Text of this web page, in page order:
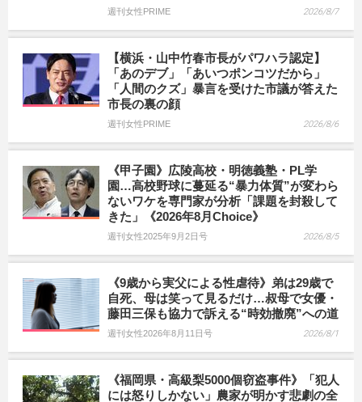
週刊女性PRIME 2026/8/7
【横浜・山中竹春市長がパワハラ認定】
「あのデブ」「あいつポンコツだから」
「人間のクズ」暴言を受けた市議が答えた
市長の裏の顔
週刊女性PRIME 2026/8/6
《甲子園》広陵高校・明徳義塾・PL学
園…高校野球に蔓延る“暴力体質”が変わら
ないワケを専門家が分析「課題を封殺して
きた」《2026年8月Choice》
週刊女性2025年9月2日号 2026/8/5
《9歳から実父による性虐待》弟は29歳で
自死、母は笑って見るだけ…叔母で女優・
藤田三保も協力で訴える“時効撤廃”への道
週刊女性2026年8月11日号 2026/8/1
《福岡県・高級梨5000個窃盗事件》「犯人
には怒りしかない」農家が明かす悲劇の全